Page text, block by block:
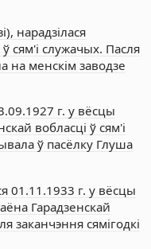
нарадзілася
сям'і служачых. Пасля
на менскім заводзе
г. у вёсцы
вобласці ў сям'і
ў пасёлку Глуша
01.11.1933 г. у вёсцы
Гарадзенскай
заканчэння сямігодкі